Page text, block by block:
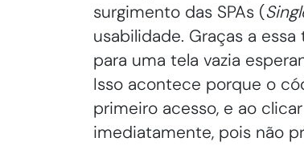
surgimento das SPAs (
usabilidade. Graças a
para uma tela vazia
Isso acontece porque o
primeiro acesso, e ao
imediatamente, pois não